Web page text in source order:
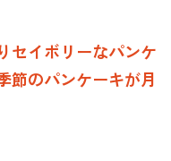
セイボリーなパンケ
節のパンケーキが月